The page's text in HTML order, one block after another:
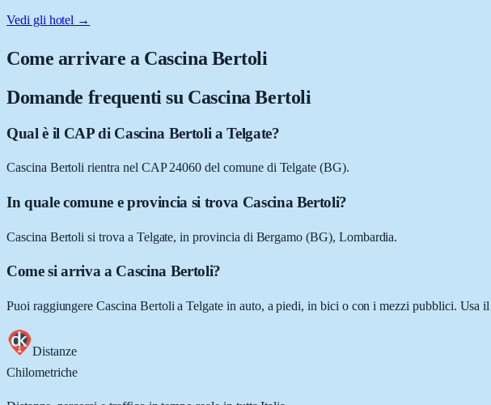
Vedi gli hotel →
Come arrivare a Cascina Bertoli
Domande frequenti su Cascina Bertoli
Qual è il CAP di Cascina Bertoli a Telgate?
Cascina Bertoli rientra nel CAP 24060 del comune di Telgate (BG).
In quale comune e provincia si trova Cascina Bertoli?
Cascina Bertoli si trova a Telgate, in provincia di Bergamo (BG), Lombardia.
Come si arriva a Cascina Bertoli?
Puoi raggiungere Cascina Bertoli a Telgate in auto, a piedi, in bici o con i mezzi pubblici. Usa
Distanze
Chilometriche